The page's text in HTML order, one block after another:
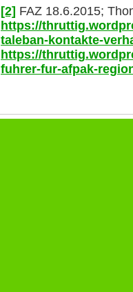
[2] FAZ 18.6.2015;
https://
taleban-kontakte-
https://
fuhrer-fur-afpak-